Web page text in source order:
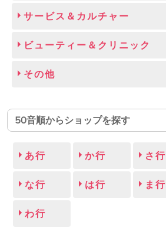
サービス＆カルチャー
ビューティー＆クリニック
その他
50音順からショップを探す
あ行 か行 さ行
な行 は行 ま行
わ行